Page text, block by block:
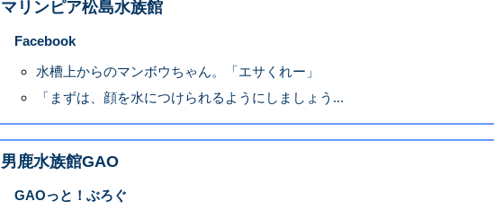
マリンピア松島水族館
Facebook
水槽上からのマンボウちゃん。「エサくれー」
「まずは、顔を水につけられるようにしましょう...
男鹿水族館GAO
GAOっと！ぶろぐ